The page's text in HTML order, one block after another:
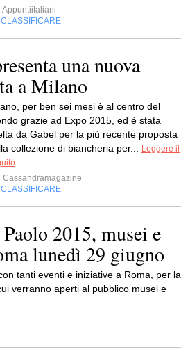
Appuntiitaliani
CLASSIFICARE
una nuova
a Milano
per ben sei mesi è al centro del
grazie ad Expo 2015, ed è stata
da Gabel per la più recente proposta
collezione di biancheria per...
Leggere il
Cassandramagazine
CLASSIFICARE
2015, musei e
lunedì 29 giugno
tanti eventi e iniziative a Roma, per la
verranno aperti al pubblico musei e